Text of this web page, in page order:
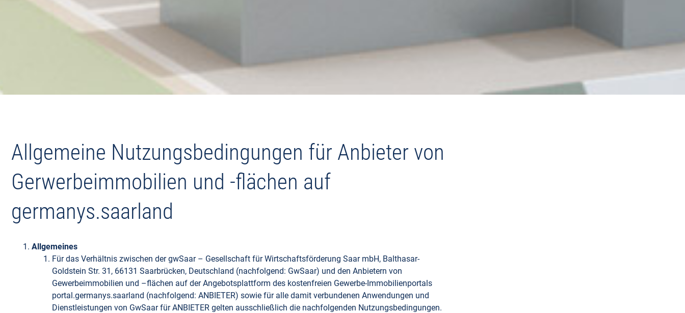
Allgemeine Nutzungsbedingungen für Anbieter von
Gerwerbeimmobilien und -flächen auf
germanys.saarland
Allgemeines
Für das Verhältnis zwischen der gwSaar – Gesellschaft für Wirtschaftsförderung Saar mbH, Balthasar-
Goldstein Str. 31, 66131 Saarbrücken, Deutschland (nachfolgend: GwSaar) und den Anbietern von
Gewerbeimmobilien und –flächen auf der Angebotsplattform des kostenfreien Gewerbe-Immobilienportals
portal.germanys.saarland (nachfolgend: ANBIETER) sowie für alle damit verbundenen Anwendungen und
Dienstleistungen von GwSaar für ANBIETER gelten ausschließlich die nachfolgenden Nutzungsbedingungen.